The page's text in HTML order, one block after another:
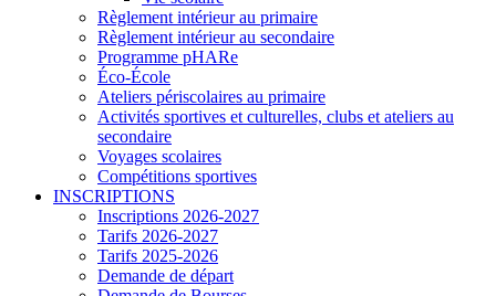
Règlement intérieur au primaire
Règlement intérieur au secondaire
Programme pHARe
Éco-École
Ateliers périscolaires au primaire
Activités sportives et culturelles, clubs et ateliers au
secondaire
Voyages scolaires
Compétitions sportives
INSCRIPTIONS
Inscriptions 2026-2027
Tarifs 2026-2027
Tarifs 2025-2026
Demande de départ